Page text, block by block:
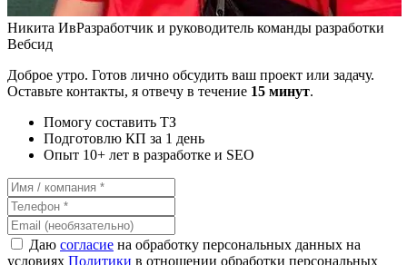
Никита ИвРазработчик и руководитель команды разработки
Вебсид
Доброе утро. Готов лично обсудить ваш проект или задачу.
Оставьте контакты, я отвечу в течение 15 минут.
Помогу составить ТЗ
Подготовлю КП за 1 день
Опыт 10+ лет в разработке и SEO
Даю согласие на обработку персональных данных на
условиях Политики в отношении обработки персональных